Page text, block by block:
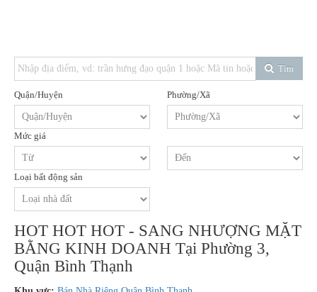
Tìm
Quận/Huyện Phường/Xã
Mức giá
Loại bất động sản
HOT HOT HOT - SANG NHƯỢNG MẶT
BẰNG KINH DOANH Tại Phường 3,
Quận Bình Thạnh